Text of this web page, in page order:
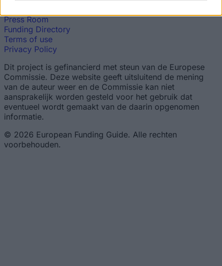
Press Room
Funding Directory
Terms of use
Privacy Policy
Dit project is gefinancierd met steun van de Europese
Commissie. Deze website geeft uitsluitend de mening
van de auteur weer en de Commissie kan niet
aansprakelijk worden gesteld voor het gebruik dat
eventueel wordt gemaakt van de daarin opgenomen
informatie.
© 2026 European Funding Guide. Alle rechten
voorbehouden.